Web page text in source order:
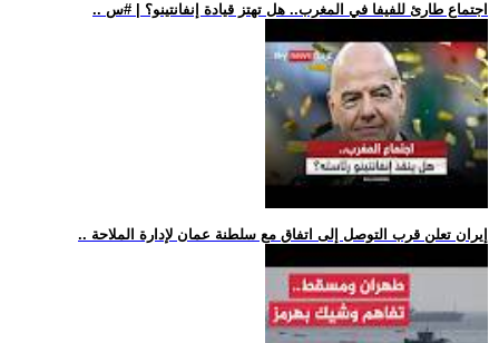
.. اجتماع طارئ للفيفا في المغرب.. هل تهتز قيادة إنفانتينو؟ | #س
.. إيران تعلن قرب التوصل إلى اتفاق مع سلطنة عمان لإدارة الملاحة